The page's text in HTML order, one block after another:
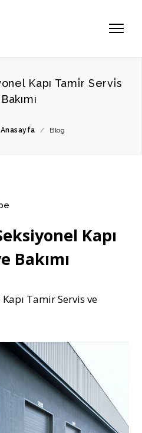
Kapı Tami̇r Servi̇s
Anasayfa / Blog
Kapı
Bakımı
Tamir Servis ve